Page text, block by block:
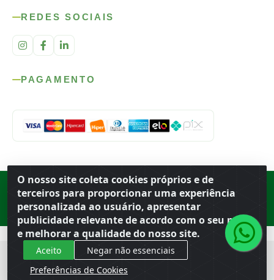
O nosso site coleta cookies próprios e de
terceiros para proporcionar uma experiência
personalizada ao usuário, apresentar
publicidade relevante de acordo com o seu perfil
e melhorar a qualidade do nosso site.
Aceito
Negar não essenciais
Preferências de Cookies
REDES SOCIAIS
PAGAMENTO
Rod. SP-215, s/n, km 98 — Área Rural Porto Ferreira ·BR
· CEP
· CNPJ 56.679.863/0001-91
© 2026 Atacado Ideal